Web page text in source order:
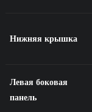
Нижняя крышка
Левая боковая
панель